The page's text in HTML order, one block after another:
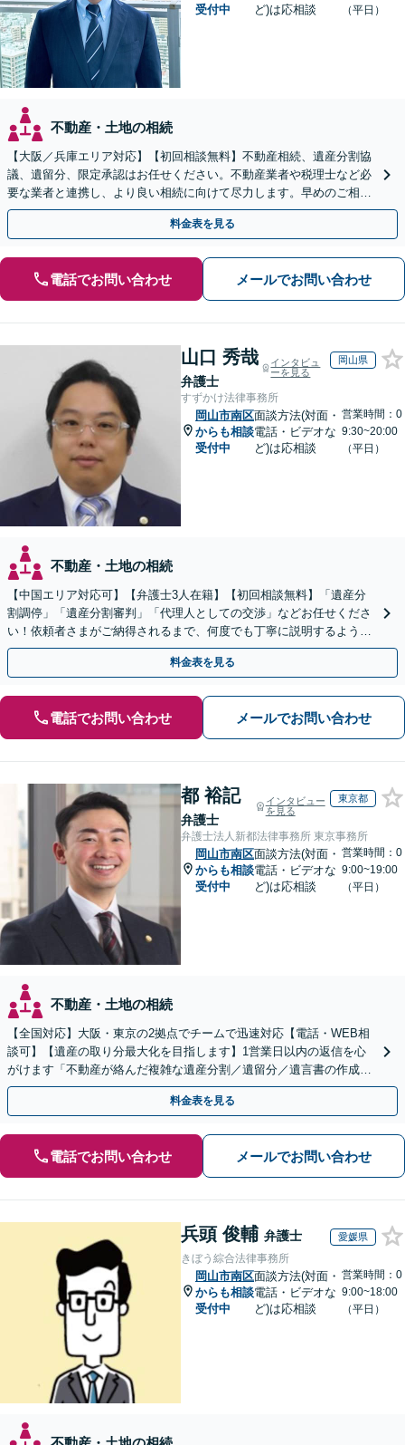
受付中
ど)は応相談
（平日）
不動産・土地の相続
【大阪／兵庫エリア対応】【初回相談無料】不動産相続、遺産分割協
議、遺留分、限定承認はお任せください。不動産業者や税理士など必
要な業者と連携し、より良い相続に向けて尽力します。早めのご相談
が複雑化を防ぐカギとなります【休日相談可】
料金表を見る
電話でお問い合わせ メールでお問い合わせ
山口 秀哉
弁護士
インタビュ
ーを見る
岡山県
すずかけ法律事務所
岡山市南区
からも相談
受付中
面談方法(対面・
電話・ビデオな
ど)は応相談
営業時間：0
9:30~20:00
（平日）
不動産・土地の相続
【中国エリア対応可】【弁護士3人在籍】【初回相談無料】「遺産分
割調停」「遺産分割審判」「代理人としての交渉」などお任せくださ
い！依頼者さまがご納得されるまで、何度でも丁寧に説明するよう心
掛けています【土日祝／夜間対応可】【当日／電話相談可】
料金表を見る
電話でお問い合わせ メールでお問い合わせ
都 裕記
弁護士
インタビュー
を見る
東京都
弁護士法人新都法律事務所 東京事務所
岡山市南区
からも相談
受付中
面談方法(対面・
電話・ビデオな
ど)は応相談
営業時間：0
9:00~19:00
（平日）
不動産・土地の相続
【全国対応】大阪・東京の2拠点でチームで迅速対応【電話・WEB相
談可】【遺産の取り分最大化を目指します】1営業日以内の返信を心
がけます「不動産が絡んだ複雑な遺産分割／遺留分／遺言書の作成・
執行／事業承継など、お任せください」【休日相談あり】
料金表を見る
電話でお問い合わせ メールでお問い合わせ
兵頭 俊輔 弁護士 愛媛県
きぼう綜合法律事務所
岡山市南区
からも相談
受付中
面談方法(対面・
電話・ビデオな
ど)は応相談
営業時間：0
9:00~18:00
（平日）